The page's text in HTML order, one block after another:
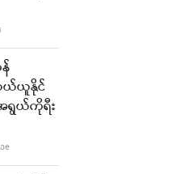
ယ်ယူနိုင်
ရွယ်ကိုရီး